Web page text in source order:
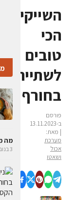
השייקים
הכי
טובים
לשתייה
בחורף
פורסם
ב-13.11.2023
| מאת:
מערכת
אכול
ושאטו
מה
3 בנובמבר 2012